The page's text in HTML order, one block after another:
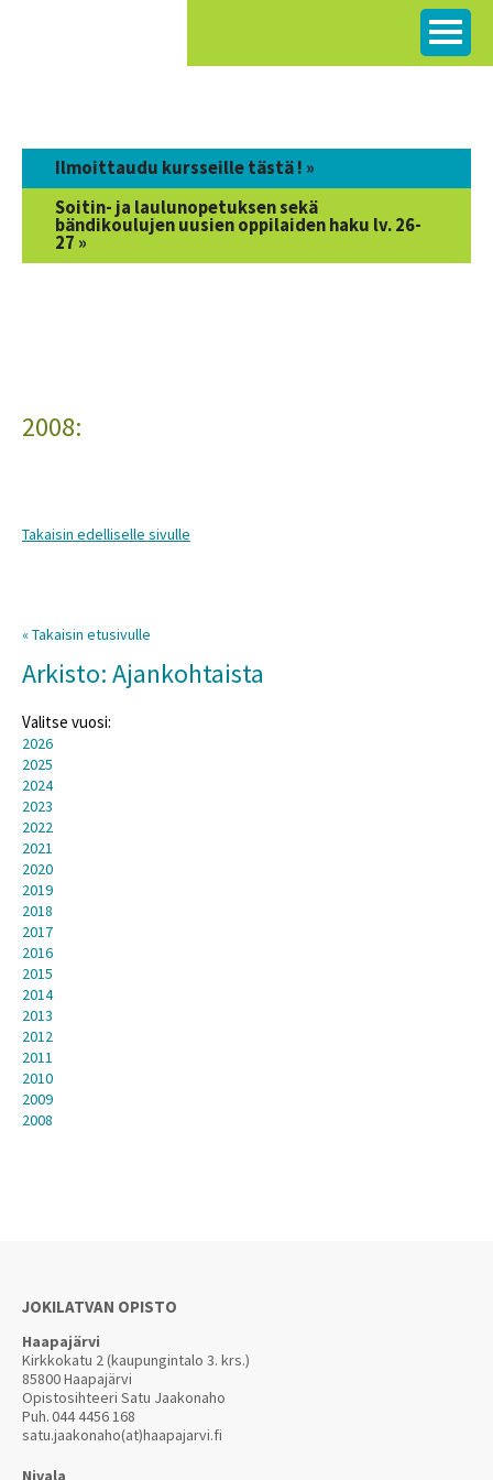
Ilmoittaudu kursseille tästä ! »
Soitin- ja laulunopetuksen sekä
bändikoulujen uusien oppilaiden haku lv. 26-
27 »
2008:
Takaisin edelliselle sivulle
« Takaisin etusivulle
Arkisto: Ajankohtaista
Valitse vuosi:
2026
2025
2024
2023
2022
2021
2020
2019
2018
2017
2016
2015
2014
2013
2012
2011
2010
2009
2008
JOKILATVAN OPISTO
Haapajärvi
Kirkkokatu 2 (kaupungintalo 3. krs.)
85800 Haapajärvi
Opistosihteeri Satu Jaakonaho
Puh.044 4456 168
satu.jaakonaho(at)haapajarvi.fi
Nivala